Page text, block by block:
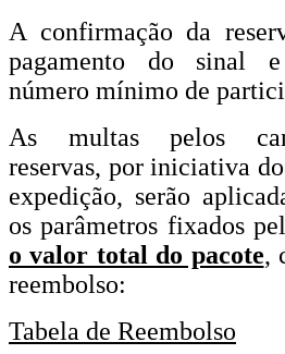
A confirmação da
pagamento do sinal
número mínimo de
As multas pelos
reservas, por iniciativa
expedição, serão
os parâmetros fixados
o valor total do pacote,
reembolso:
Tabela de Reembolso